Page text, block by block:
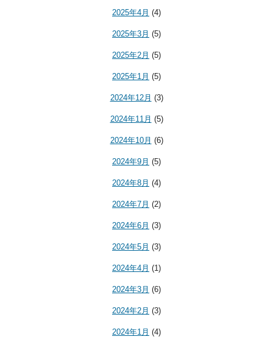
2025年4月 (4)
2025年3月 (5)
2025年2月 (5)
2025年1月 (5)
2024年12月 (3)
2024年11月 (5)
2024年10月 (6)
2024年9月 (5)
2024年8月 (4)
2024年7月 (2)
2024年6月 (3)
2024年5月 (3)
2024年4月 (1)
2024年3月 (6)
2024年2月 (3)
2024年1月 (4)